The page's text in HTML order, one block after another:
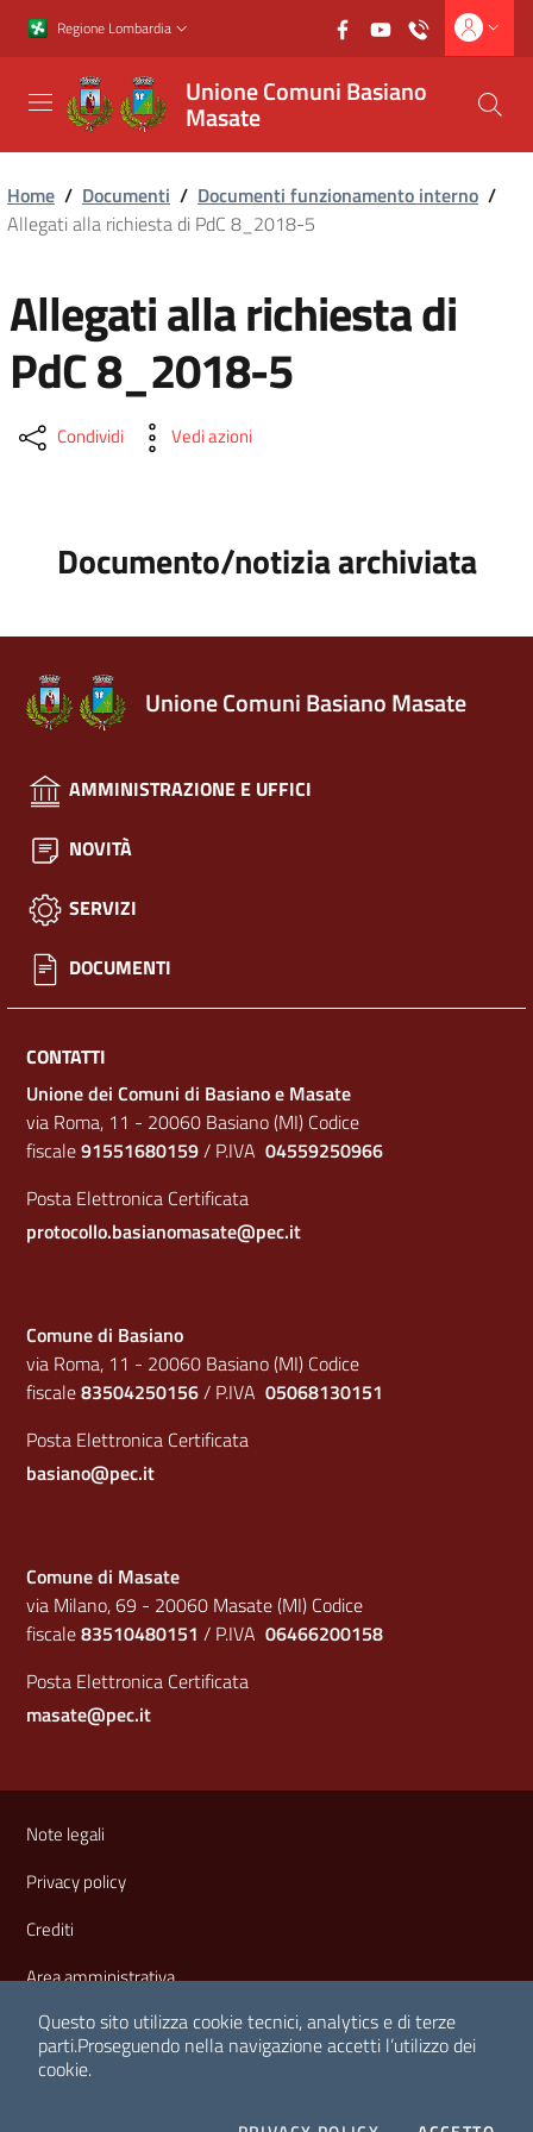
Questo sito utilizza cookie tecnici, analytics e di terze
parti.Proseguendo nella navigazione accetti l’utilizzo dei
cookie.
Vai al contenuto principale
Vai al footer
Regione Lombardia
Unione Comuni Basiano
Masate
Home / Documenti / Documenti funzionamento interno /
Allegati alla richiesta di PdC 8_2018-5
Allegati alla richiesta di
PdC 8_2018-5
Condividi Vedi azioni
Documento/notizia archiviata
Unione Comuni Basiano Masate
AMMINISTRAZIONE E UFFICI
NOVITÀ
SERVIZI
DOCUMENTI
CONTATTI
Unione dei Comuni di Basiano e Masate
via Roma, 11 - 20060 Basiano (MI) Codice
fiscale91551680159/ P.IVA 04559250966
Posta Elettronica Certificata
protocollo.basianomasate@pec.it
Comune di Basiano
via Roma, 11 - 20060 Basiano (MI) Codice
fiscale83504250156/ P.IVA 05068130151
Posta Elettronica Certificata
basiano@pec.it
Comune di Masate
via Milano, 69 - 20060 Masate (MI) Codice
fiscale83510480151 / P.IVA 06466200158
Posta Elettronica Certificata
masate@pec.it
Sezione Link Utili
Note legali
Privacy policy
Crediti
Area amministrativa